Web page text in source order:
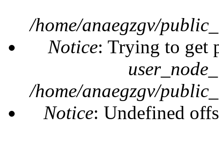
/home/anaegzgv/
Notice: Trying to get
/home/anaegzgv/
Notice: Undefined